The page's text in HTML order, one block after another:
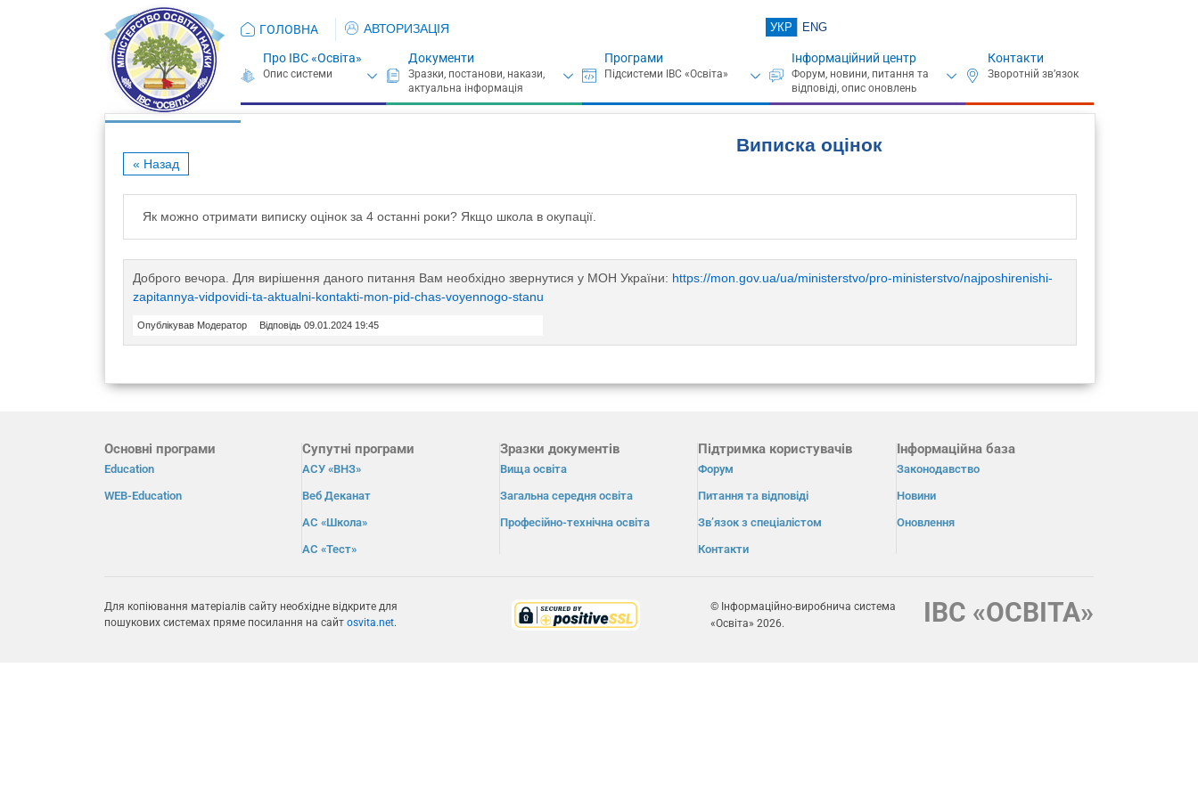
ГОЛОВНА АВТОРИЗАЦІЯ УКР ENG
Про ІВС «Освіта» Документи Програми Інформаційний центр Контакти
Виписка оцінок
« Назад
Як можно отримати виписку оцінок за 4 останні роки? Якщо школа в окупації.
Доброго вечора. Для вирішення даного питання Вам необхідно звернутися у МОН України: https://mon.gov.ua/ua/ministerstvo/pro-ministerstvo/najposhirenishi-
zapitannya-vidpovidi-ta-aktualni-kontakti-mon-pid-chas-voyennogo-stanu
Опублікував Модератор Відповідь 09.01.2024 19:45
Основні програми
Education
WEB-Education
Супутні програми
АСУ «ВНЗ»
Веб Деканат
АС «Школа»
АС «Тест»
Зразки документів
Вища освіта
Загальна середня освіта
Професійно-технічна освіта
Підтримка користувачів
Форум
Питання та відповіді
Зв’язок з спеціалістом
Контакти
Інформаційна база
Законодавство
Новини
Оновлення
Для копіювання матеріалів сайту необхідне відкрите для
пошукових системах пряме посилання на сайт osvita.net.
© Інформаційно-виробнича система
«Освіта» 2026.
ІВС «ОСВІТА»